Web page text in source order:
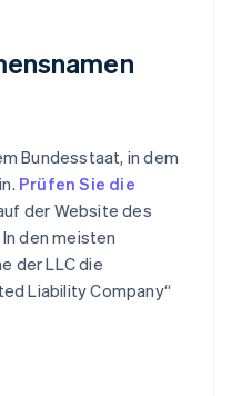
Bundesstaat, in dem
Prüfen Sie die
der Website des
den meisten
der LLC die
Liability Company“